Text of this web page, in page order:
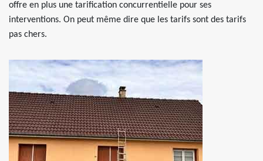
offre en plus une tarification concurrentielle pour ses
interventions. On peut même dire que les tarifs sont des tarifs
pas chers.